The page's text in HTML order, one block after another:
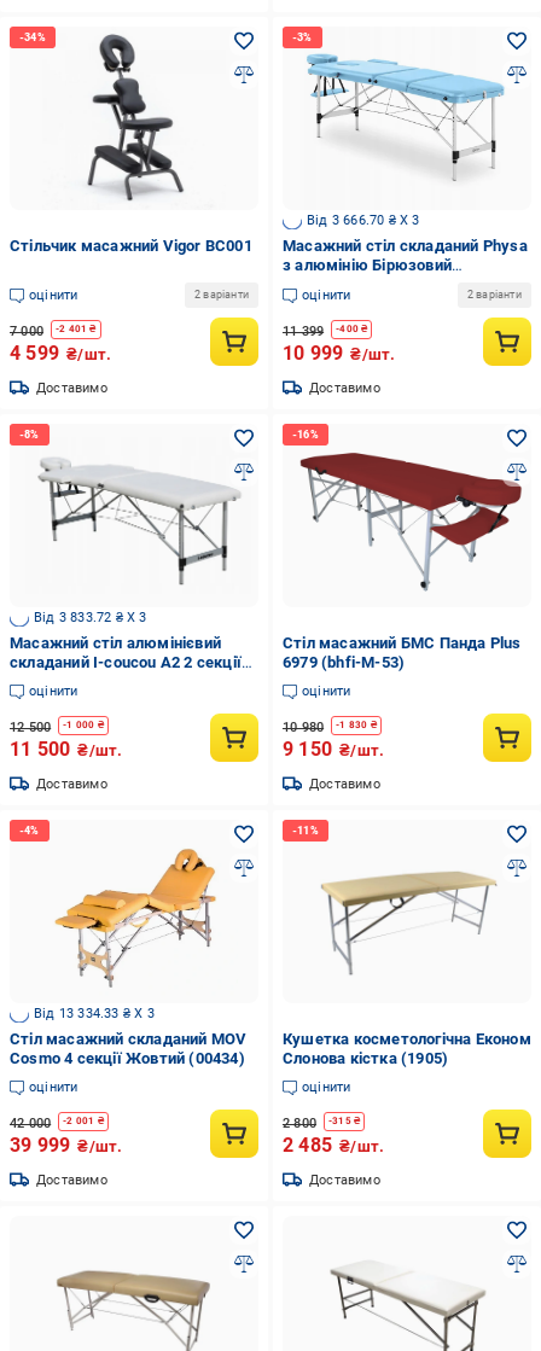
Стільчик масажний Vigor BC001
оцінити 2 варіанти
7 000 -2 401 ₴
4 599 ₴/шт.
Доставимо
Від 3 666.70 ₴ X 3
Масажний стіл складаний Physa
з алюмінію Бірюзовий
(10040446)
оцінити 2 варіанти
11 399 -400₴
10 999 ₴/шт.
Доставимо
Від 3 833.72 ₴ X 3
Масажний стіл алюмінієвий
складаний I-coucou A2 2 секції
Білий
оцінити
12 500 -1 000 ₴
11 500 ₴/шт.
Доставимо
Стіл масажний БМС Панда Plus
6979 (bhfi-M-53)
оцінити
10 980 -1 830 ₴
9 150 ₴/шт.
Доставимо
Від 13 334.33 ₴ X 3
Стіл масажний складаний MOV
Cosmo 4 секції Жовтий (00434)
оцінити
42 000 -2 001 ₴
39 999 ₴/шт.
Доставимо
Кушетка косметологічна Економ
Слонова кістка (1905)
оцінити
2 800 -315₴
2 485 ₴/шт.
Доставимо